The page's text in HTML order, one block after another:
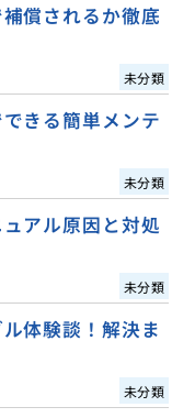
償されるか徹底
未分類
きる簡単メンテ
未分類
アル原因と対処
未分類
体験談！解決ま
未分類